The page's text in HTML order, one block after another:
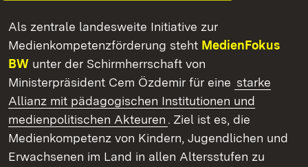
Als zentrale landesweite Initiative zur
Medienkompetenzförderung steht MedienFokus
BW unter der Schirmherrschaft von
Ministerpräsident Cem Özdemir für eine starke
Allianz mit pädagogischen Institutionen und
medienpolitischen Akteuren . Ziel ist es, die
Medienkompetenz von Kindern, Jugendlichen und
Erwachsenen im Land in allen Altersstufen zu